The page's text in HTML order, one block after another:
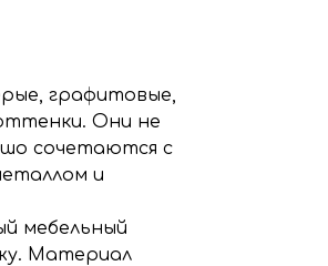
графитовые,
Они не
сочетаются с
и
мебельный
Материал